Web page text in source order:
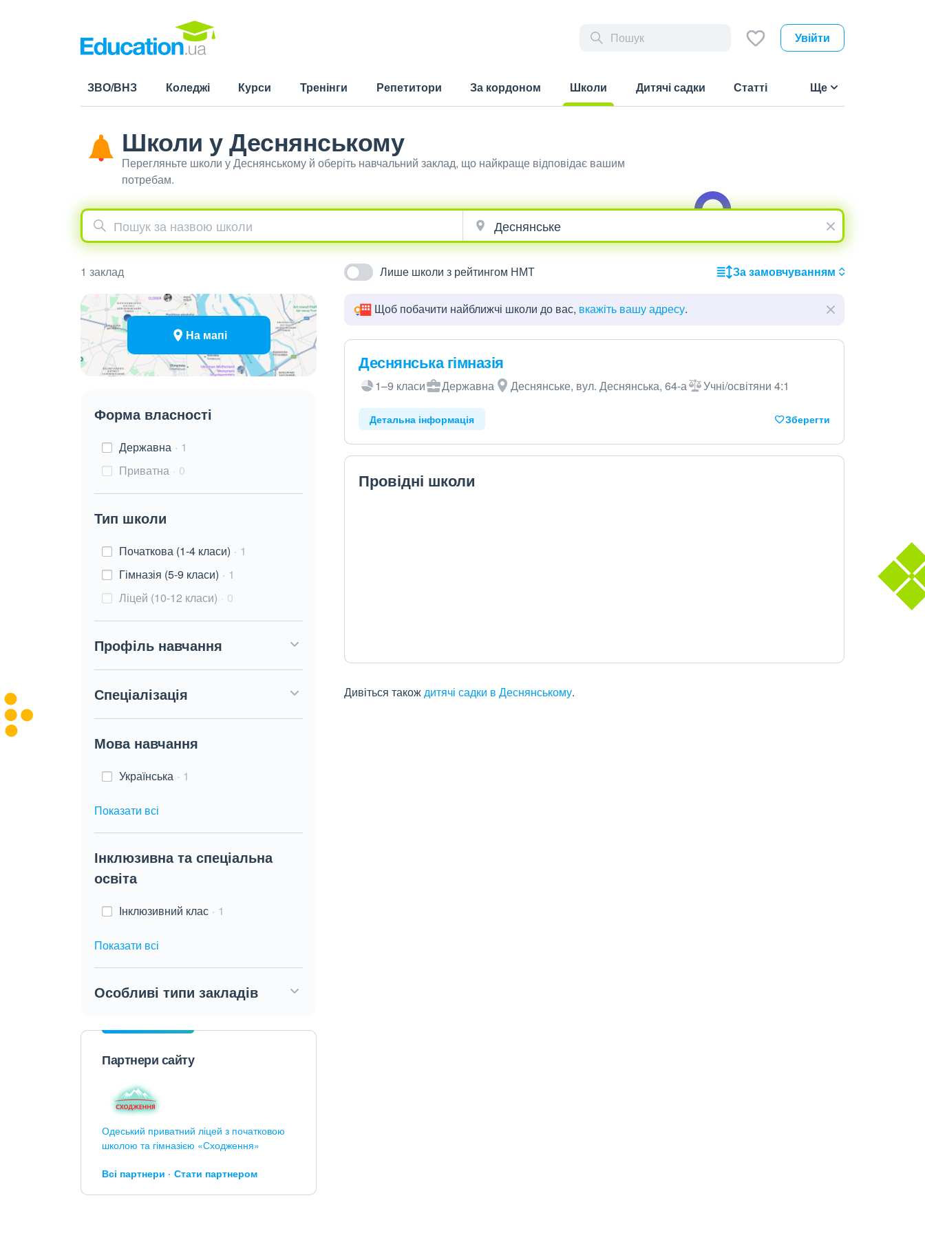
Увійти
ЗВО/ВНЗ Коледжі Курси Тренінги Репетитори За кордоном
Школи
Дитячі садки Статті Ще
Школи у Деснянському
Перегляньте школи у Деснянському й оберіть навчальний заклад, що найкраще відповідає вашим
потребам.
1 заклад Лише школи з рейтингом НМТ За замовчуванням
На мапі
Форма власності
Державна
1
Приватна
0
Тип школи
Початкова (1-4 класи)
1
Гімназія (5-9 класи)
1
Ліцей (10-12 класи)
0
Профіль навчання
Спеціалізація
Мова навчання
Українська 1
Показати всі
Інклюзивна та спеціальна
освіта
Інклюзивний клас 1
Показати всі
Особливі типи закладів
Партнери сайту
Одеський приватний ліцей з початковою
школою та гімназією «Сходження»
Всі партнери Стати партнером
Щоб побачити найближчі школи до вас, вкажіть вашу адресу.
Деснянська гімназія
1–9 класи Державна Деснянське, вул. Деснянська, 64-а Учні/освітяни 4:1
Детальна інформація Зберегти
Провідні школи
Дивіться такождитячі садки в Деснянському.